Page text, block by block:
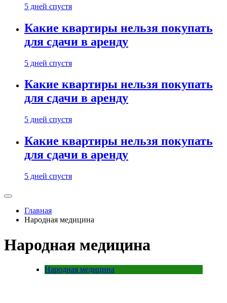
5 дней спустя
Какие квартиры нельзя покупать
для сдачи в аренду
5 дней спустя
Какие квартиры нельзя покупать
для сдачи в аренду
5 дней спустя
Какие квартиры нельзя покупать
для сдачи в аренду
5 дней спустя
Главная
Народная медицина
Народная медицина
Народная медицина